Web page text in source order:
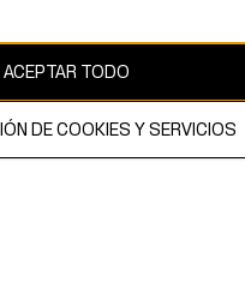
por copyright y es
ACEPTAR TODO
DE COOKIES Y SERVICIOS